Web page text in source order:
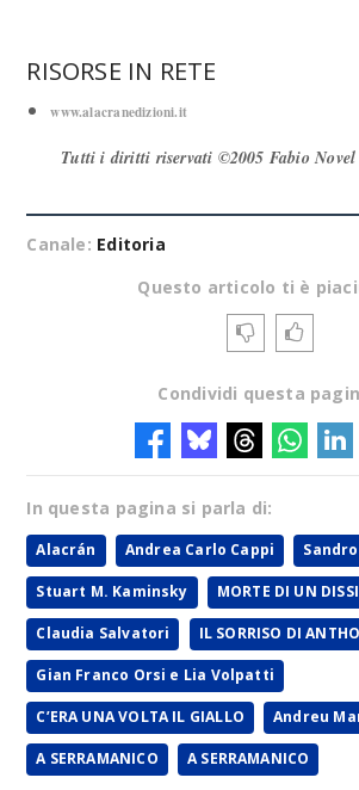
RISORSE IN RETE
www.alacranedizioni.it
Tutti i diritti riservati ©2005 Fabio Novel
Canale: Editoria
Questo articolo ti è
Condividi questa
In questa pagina si parla di:
Alacrán Andrea Carlo Cappi
Stuart M. Kaminsky MORTE DI UN
Claudia Salvatori IL SORRISO DI
Gian Franco Orsi e Lia Volpatti
C’ERA UNA VOLTA IL GIALLO Andreu
A SERRAMANICO A SERRAMANICO